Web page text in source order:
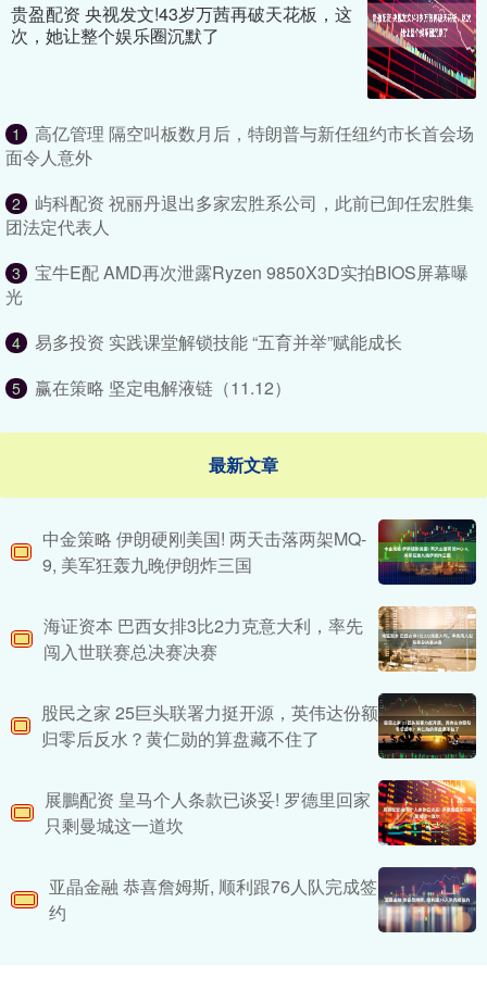
贵盈配资 央视发文!43岁万茜再破天花板，这
次，她让整个娱乐圈沉默了
1
高亿管理 隔空叫板数月后，特朗普与新任纽约市长首会场
面令人意外
2
屿科配资 祝丽丹退出多家宏胜系公司，此前已卸任宏胜集
团法定代表人
3
宝牛E配 AMD再次泄露Ryzen 9850X3D实拍BIOS屏幕曝
光
4 易多投资 实践课堂解锁技能 “五育并举”赋能成长
5 赢在策略 坚定电解液链（11.12）
最新文章
中金策略 伊朗硬刚美国! 两天击落两架MQ-
9, 美军狂轰九晚伊朗炸三国
海证资本 巴西女排3比2力克意大利，率先
闯入世联赛总决赛决赛
股民之家 25巨头联署力挺开源，英伟达份额
归零后反水？黄仁勋的算盘藏不住了
展鵬配资 皇马个人条款已谈妥! 罗德里回家
只剩曼城这一道坎
亚晶金融 恭喜詹姆斯, 顺利跟76人队完成签
约